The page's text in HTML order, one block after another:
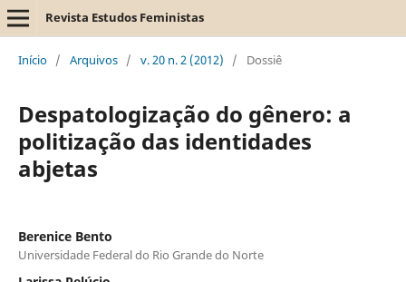
Revista Estudos Feministas
Início / Arquivos / v. 20 n. 2 (2012) / Dossiê
Despatologização do gênero: a
politização das identidades
abjetas
Berenice Bento
Universidade Federal do Rio Grande do Norte